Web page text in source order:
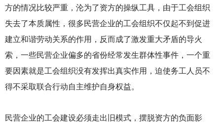
方的情况比较严重，沦为了资方的操纵工具，由于工会组织
失去了本质属性，很多民营企业的工会组织不仅起不到促进
建立和谐劳动关系的作用，反而成了激发重大矛盾的导火
索，一些民营企业偏多的省份经常发生群体性事件，一个重
要因素就是工会组织没有发挥出真实作用，迫使务工人员不
得不采取联合行动自主维护自身权益。
民营企业的工会建设必须走出旧模式，摆脱资方的负面影